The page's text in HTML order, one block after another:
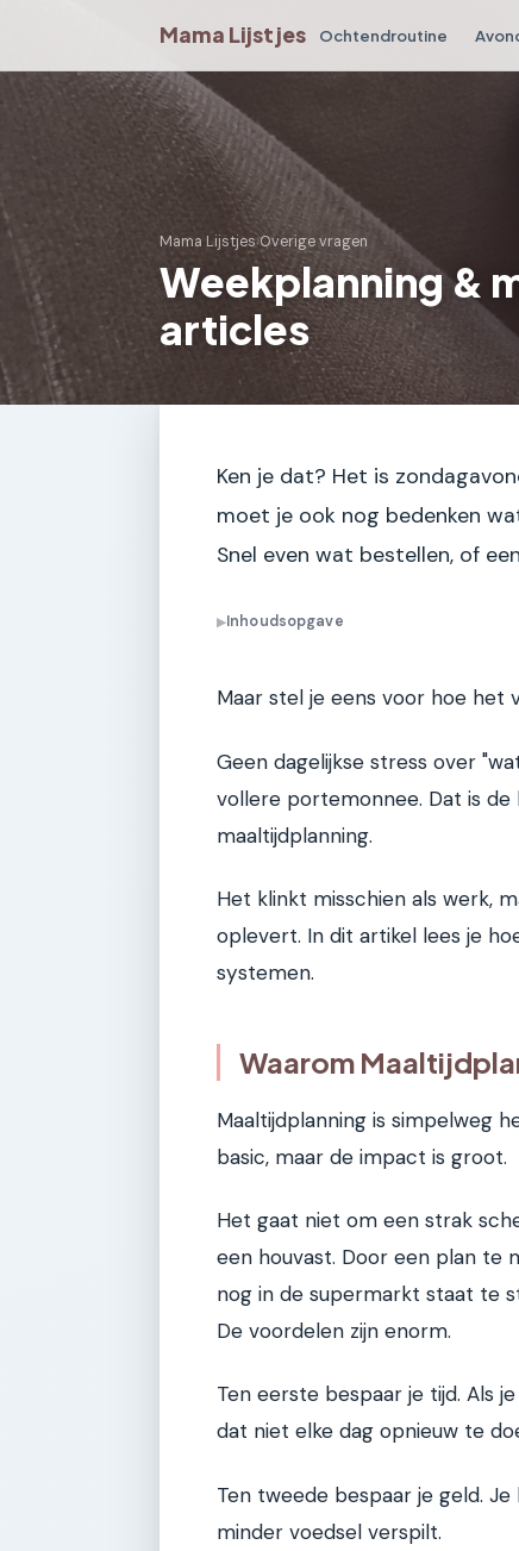
Mama Lijstjes Ochtendroutine
Mama Lijstjes›Overige vragen
Weekplanning &
articles
Ken je dat? Het is
moet je ook nog bedenken
Snel even wat bestellen, of
▶Inhoudsopgave
Maar stel je eens voor hoe het
Geen dagelijkse stress over
vollere portemonnee. Dat is
maaltijdplanning.
Het klinkt misschien als werk,
oplevert. In dit artikel lees je
systemen.
Waarom
Maaltijdplanning is simpelweg
basic, maar de impact is groot.
Het gaat niet om een strak
een houvast. Door een plan te
nog in de supermarkt staat te
De voordelen zijn enorm.
Ten eerste bespaar je tijd. Als
dat niet elke dag opnieuw te
Ten tweede bespaar je geld.
minder voedsel verspilt.